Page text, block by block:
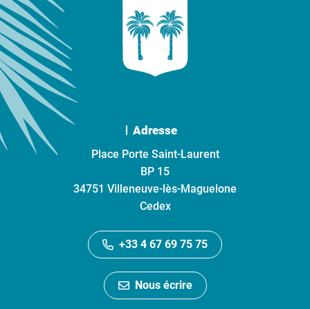
Adresse
Place Porte Saint-Laurent
BP 15
34751 Villeneuve-lès-Maguelone
Cedex
+33 4 67 69 75 75
Nous écrire